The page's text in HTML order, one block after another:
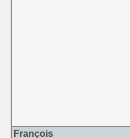
François